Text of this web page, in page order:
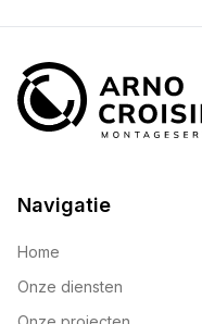
Navigatie
Home
Onze diensten